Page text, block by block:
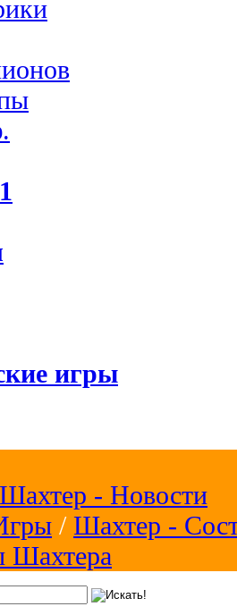
игры
Шахтер - Новости
/ Шахтер -
Шахтера